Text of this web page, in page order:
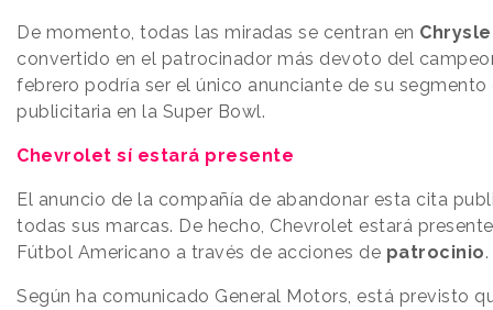
De momento, todas las miradas se centran en
convertido en el patrocinador más devoto del
febrero podría ser el único anunciante de su segmento
publicitaria en la Super Bowl.
Chevrolet sí estará presente
El anuncio de la compañía de abandonar esta cita
todas sus marcas. De hecho, Chevrolet estará
Fútbol Americano a través de acciones de patrocinio.
Según ha comunicado General Motors, está previsto